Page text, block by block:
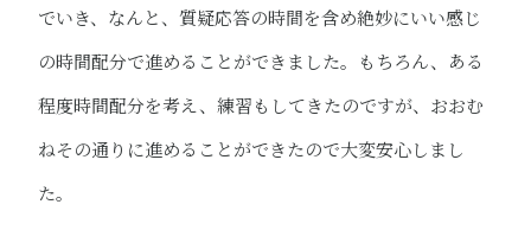
でいき、なんと、質疑応答の時間を含め絶妙にいい感じ
の時間配分で進めることができました。もちろん、ある
程度時間配分を考え、練習もしてきたのですが、おおむ
ねその通りに進めることができたので大変安心しまし
た。